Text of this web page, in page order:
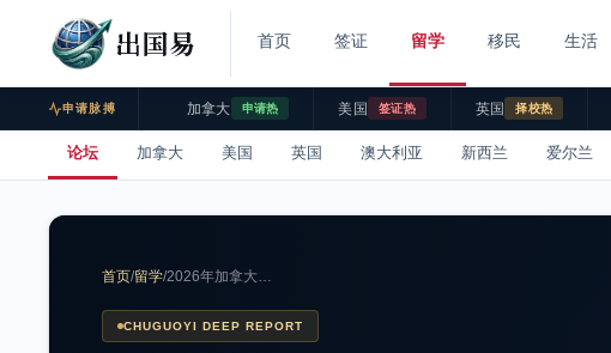
出国易 首页 签证 留学 移民 生活
申请脉搏 加拿大 申请热 美国 签证热 英国 择校热
论坛 加拿大 美国 英国 澳大利亚 新西兰 爱尔兰
首页/留学/2026年加拿大…
CHUGUOYI DEEP REPORT